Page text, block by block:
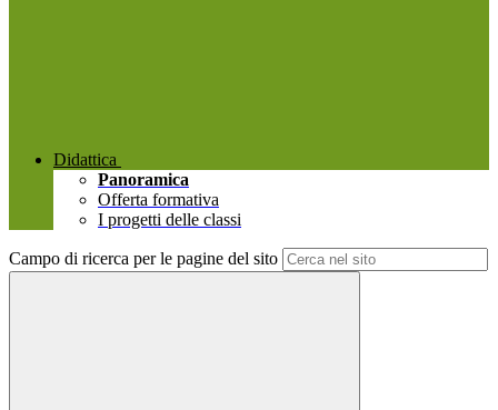
Didattica
Panoramica
Offerta formativa
I progetti delle classi
Campo di ricerca per le pagine del sito